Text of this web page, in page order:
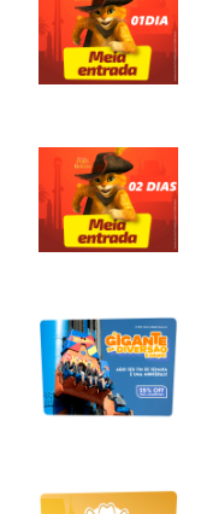
INFO
INFO
INFO